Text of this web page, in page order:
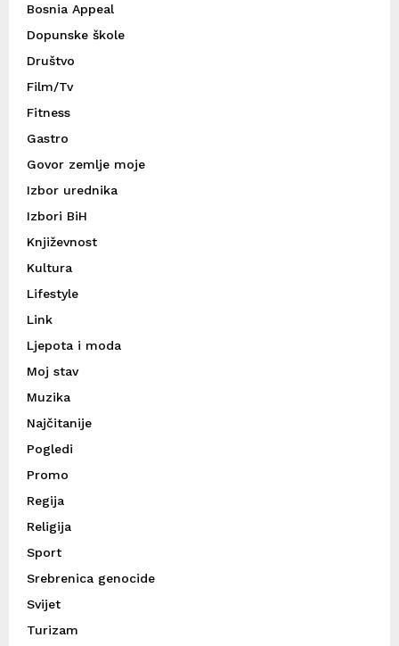
Bosnia Appeal
Dopunske škole
Društvo
Film/Tv
Fitness
Gastro
Govor zemlje moje
Izbor urednika
Izbori BiH
Književnost
Kultura
Lifestyle
Link
Ljepota i moda
Moj stav
Muzika
Najčitanije
Pogledi
Promo
Regija
Religija
Sport
Srebrenica genocide
Svijet
Turizam